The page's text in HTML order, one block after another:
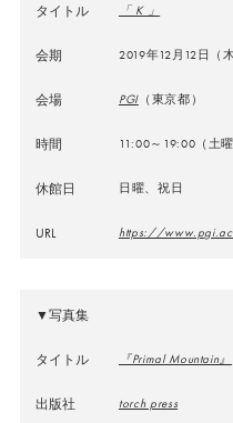
タイトル 「 K 」
会期 2019年12月12日（
会場 PGI（東京都）
時間 11:00～19:00（土
休館日 日曜、祝日
URL https://
▼写真集
タイトル 『Primal Mountain』
出版社 torch press